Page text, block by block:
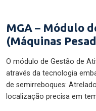
MGA – Módulo
(Máquinas
O módulo de Gestão de
através da tecnologia
de semirreboques:
localização precisa em